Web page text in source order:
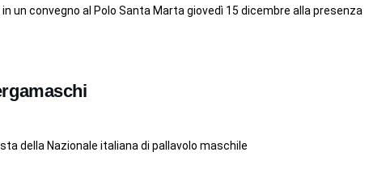
un convegno al Polo Santa Marta giovedì 15 dicembre alla presenza
della Nazionale italiana di pallavolo maschile